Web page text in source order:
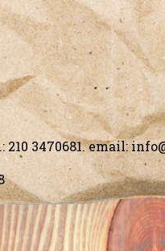
210 3470681. email: